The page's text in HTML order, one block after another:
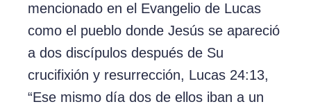
mencionado en el Evangelio de Lucas
como el pueblo donde Jesús se apareció
a dos discípulos después de Su
crucifixión y resurrección, Lucas 24:13,
“Ese mismo día dos de ellos iban a un